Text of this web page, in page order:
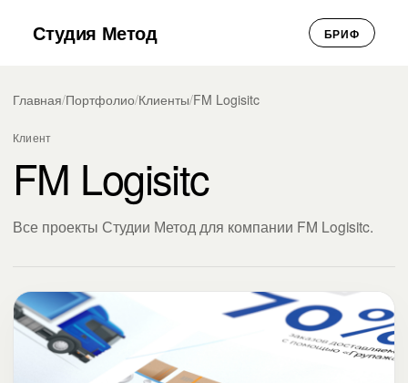
Студия Метод БРИФ
Главная/Портфолио/Клиенты/FM Logisitc
Клиент
FM Logisitc
Все проекты Студии Метод для компании FM Logisitc.